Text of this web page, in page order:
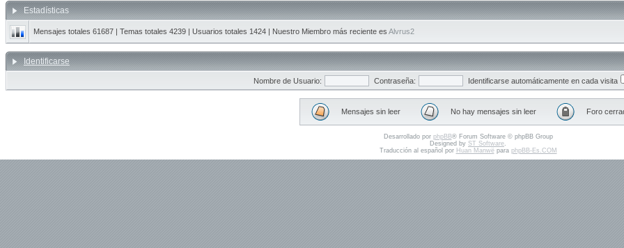
Estadísticas
Mensajes totales 61687 | Temas totales 4239 | Usuarios totales 1424 | Nuestro Miembro más reciente es Alvrus2
Identificarse
Nombre de Usuario: Contraseña: Identificarse automáticamente en cada visita
Mensajes sin leer No hay mensajes sin leer Foro
Desarrollado por phpBB® Forum Software © phpBB Group
Designed by ST Software.
Traducción al español por Huan Manwëpara phpBB-Es.COM